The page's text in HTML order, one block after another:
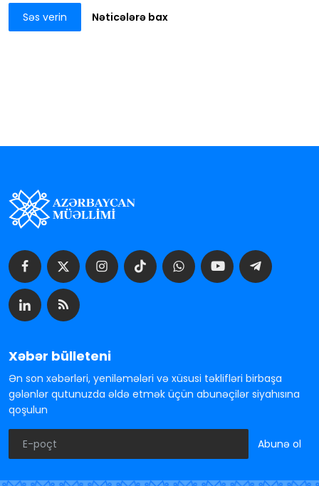
Səs verin Nəticələrə bax
Xəbər bülleteni
Ən son xəbərləri, yeniləmələri və xüsusi təklifləri birbaşa
gələnlər qutunuzda əldə etmək üçün abunəçilər siyahısına
qoşulun
Abunə ol